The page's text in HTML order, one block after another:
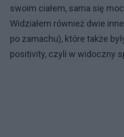
swoim ciałem, sama się
Widziałem również dwie
po zamachu), które także
positivity, czyli w widoczny